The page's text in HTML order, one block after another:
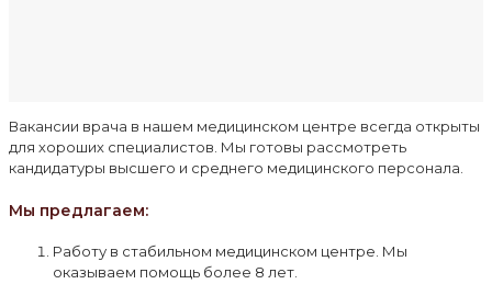
Вакансии врача в нашем медицинском центре всегда открыты
для хороших специалистов. Мы готовы рассмотреть
кандидатуры высшего и среднего медицинского персонала.
Мы предлагаем:
Работу в стабильном медицинском центре. Мы
оказываем помощь более 8 лет.